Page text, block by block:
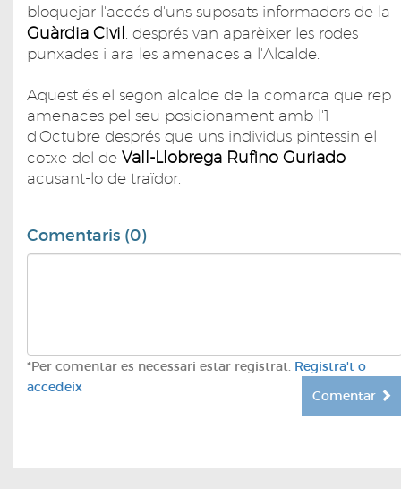
bloquejar l'accés d'uns suposats informadors de la
Guàrdia Civil
, després van aparèixer les rodes
punxades i ara les amenaces a l'Alcalde.
Aquest és el segon alcalde de la comarca que rep
amenaces pel seu posicionament amb l'1
d'Octubre després que uns individus pintessin el
cotxe del de Vall-Llobrega Rufino Guriado
acusant-lo de traïdor.
Comentaris (0)
*Per comentar es necessari estar registrat. Registra't o
accedeix
Comentar